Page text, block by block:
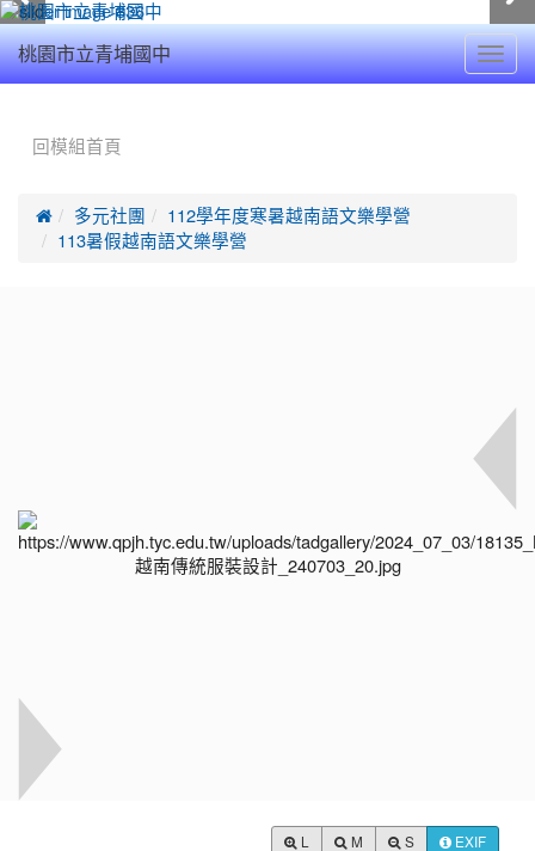
桃園市立青埔國中
回模組首頁
 多元社團
112學年度寒暑越南語文樂學營
113暑假越南語文樂學營
M S EXIF